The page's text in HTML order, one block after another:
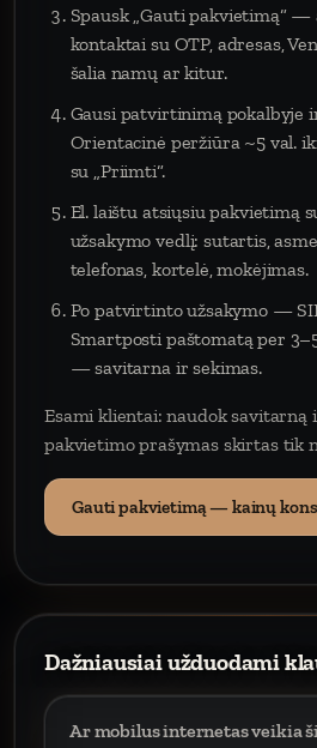
Spausk „Gauti pakvietimą“
kontaktai su OTP, adresas,
šalia namų ar kitur.
Gausi patvirtinimą pokalbyje
Orientacinė peržiūra ~5 val.
su „Priimti“.
El. laištu atsiųsiu pakvietimą
užsakymo vedlį: sutartis,
telefonas, kortelė, mokėjimas.
Po patvirtinto užsakymo —
Smartposti paštomatą per
— savitarna ir sekimas.
Esami klientai: naudok
pakvietimo prašymas skirtas tik
Gauti pakvietimą — kainų
Dažniausiai užduodami
Ar mobilus internetas veikia